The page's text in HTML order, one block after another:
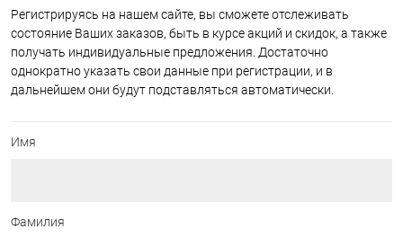
Регистрируясь на нашем сайте, вы сможете отслеживать
состояние Ваших заказов, быть в курсе акций и скидок, а также
получать индивидуальные предложения. Достаточно
однократно указать свои данные при регистрации, и в
дальнейшем они будут подставляться автоматически.
Имя
Фамилия